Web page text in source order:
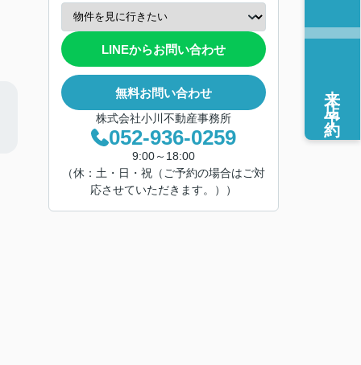
LINEからお問い合わせ
無料お問い合わせ
株式会社小川不動産事務所
052-936-0259
9:00～18:00
（休：土・日・祝（ご予約の場合はご対
応させていただきます。））
来店予約